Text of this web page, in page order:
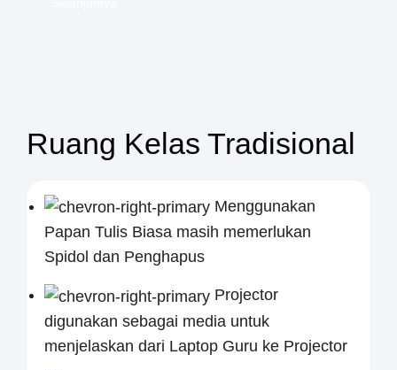
Ruang Kelas Tradisional
Menggunakan
Papan Tulis Biasa masih memerlukan
Spidol dan Penghapus
Projector
digunakan sebagai media untuk
menjelaskan dari Laptop Guru ke Projector